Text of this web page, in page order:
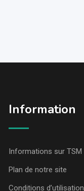
Information
Informations sur TSM
Plan de notre site
Conditions d’utilisation